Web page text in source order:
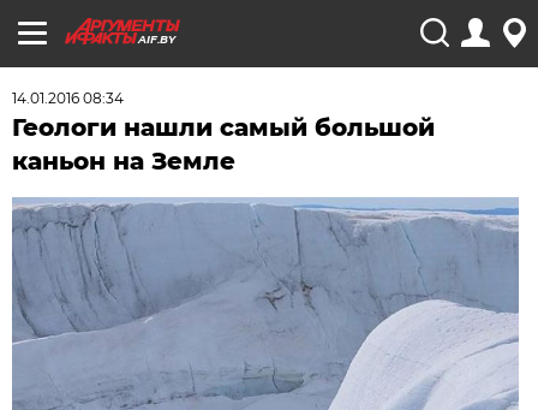
AIF.BY
14.01.2016 08:34
Геологи нашли самый большой
каньон на Земле